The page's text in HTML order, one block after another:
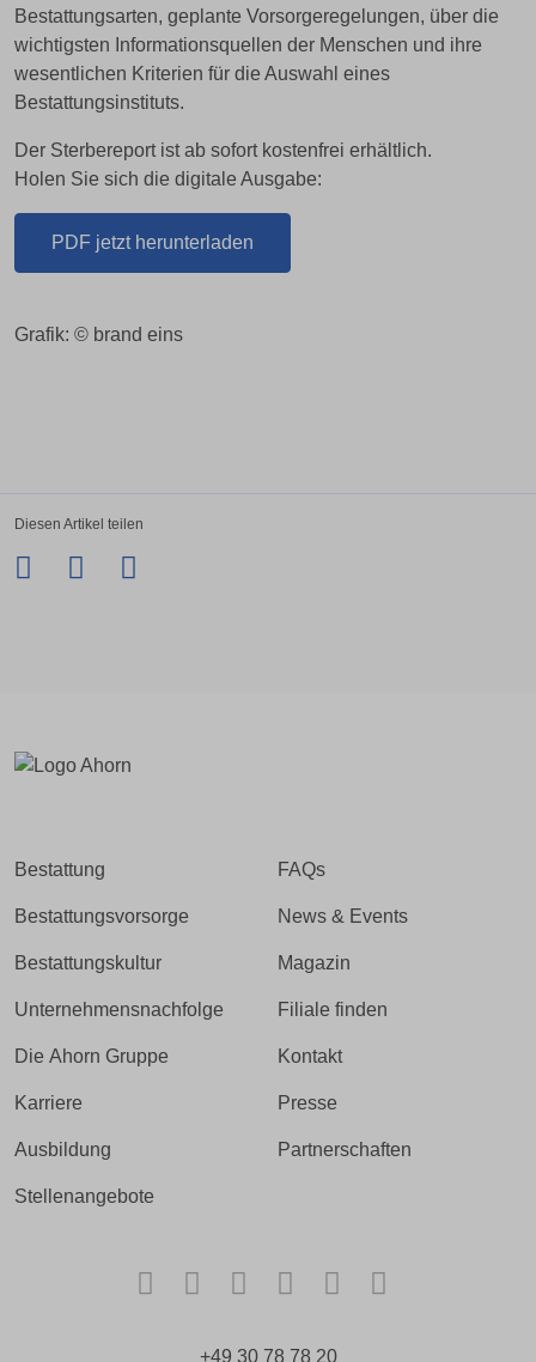
Bestattungsarten, geplante Vorsorgeregelungen, über die
wichtigsten Informationsquellen der Menschen und ihre
wesentlichen Kriterien für die Auswahl eines
Bestattungsinstituts.
Der Sterbereport ist ab sofort kostenfrei erhältlich.
Holen Sie sich die digitale Ausgabe:
PDF jetzt herunterladen
Grafik: © brand eins
Diesen Artikel teilen
Bestattung
Bestattungsvorsorge
Bestattungskultur
Unternehmensnachfolge
Die Ahorn Gruppe
Karriere
Ausbildung
Stellenangebote
FAQs
News & Events
Magazin
Filiale finden
Kontakt
Presse
Partnerschaften
+49 30 78 78 20